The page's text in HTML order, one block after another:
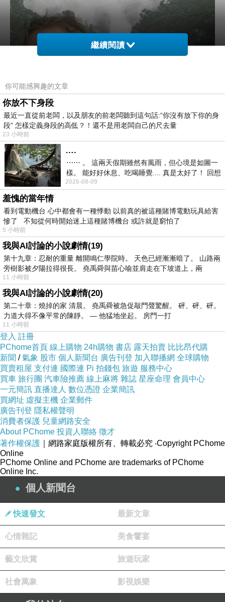
人，為什麼要去登山？或許只有在登山健行
中，才能親自去體驗登山的意義。人來到這個世
界上，簡單說只有兩件事，生和死。一件正在進
行中，另一件還在等著你！當你在山中走到厭
世、走到人生乏味懷疑人生時，不必研讀西藏生
死書，你就會坦然面對等著你的事。
不必去懷疑登高山背後的堅忍、苦撐、心酸與汗
水，那些都遠不及世上最殘酷的事
生，無人了解真相
還好身後60年，還了羅迪克的清白。請看羅迪克
的故事
羅迪克，二次大戰期間一名英國軍人，他不幸被
俘。
和許多戰俘一樣，他被押送到了一座德國集中
繼續閱讀
你可能感興趣的文章
你放不下身段
最近一直從前老闆，以及朋友的前老闆聽到這句話:“你沒有放下你的身
段” 怎樣定義身段的高低？！還不是用老闆自己的尺去量
23 小時前
….
⋯⋯ 。 這兩天假期雖然有風雨，但心境是如圖一
樣。 能好好休息、吃喝睡覺.... 真是太好了！ 回想
起來，以前根本就很難有這
2026-08-09
羞愧的當年情
看到電動機台 心中都會有一種悸動 以前真的被這種賭博電動玩具給害
慘了 不知從何時開始迷上這種賭博機台 或許就是窮怕了
5 小時前
我與AI討論的小說劇情(19)
第十九章：忍耐的重量 離開鳴仁學院時。 天色已經漸漸暗了。 山路兩
旁樹影被夕陽拉得很長。 堯禹舜與苗心喻並肩走在下坡道上，兩
11 小時前
我與AI討論的小說劇情(20)
第二十章：燒掉的家 清晨。 堯禹舜被急促敲門聲驚醒。 砰、砰、砰。
力道大得不像平常的陳靜。 — 他猛地坐起。 房門一打
11 小時前
登入 註冊
PChome首頁 線上購物 24h購物 書店 露天拍賣 比比昂代購
新聞 /氣象 股市 個人新聞台 廣告刊登 加入聯播網 全球購物
買賣租屋 支付連 國際連 Pi 拍錢包 旅遊 服務中心
買車 旅行團 汽車險推薦 線上麻將 雜誌 星座命理 會員中心
一元簡訊 直播達人 數位憑證 企業簡訊
買網址 虛擬主機 企業郵件
廣告刊登 隱私權聲明
消費者保護 兒童網路安全
About PChome 投資人聯絡 徵才
著作權保護 ｜網路家庭版權所有、轉載必究 ‧Copyright PChome
Online
PChome Online and PChome are trademarks of PChome
Online Inc.
個人新聞台
快速發文 最新文章
心情雜記 美食饗宴
藝文欣賞 旅遊玩家
社會萬象 影視娛樂